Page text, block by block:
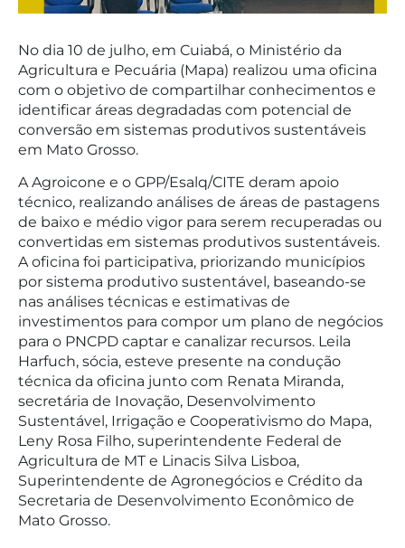
No dia 10 de julho, em Cuiabá, o Ministério da
Agricultura e Pecuária (Mapa) realizou uma oficina
com o objetivo de compartilhar conhecimentos e
identificar áreas degradadas com potencial de
conversão em sistemas produtivos sustentáveis
em Mato Grosso.
A Agroicone e o GPP/Esalq/CITE deram apoio
técnico, realizando análises de áreas de pastagens
de baixo e médio vigor para serem recuperadas ou
convertidas em sistemas produtivos sustentáveis.
A oficina foi participativa, priorizando municípios
por sistema produtivo sustentável, baseando-se
nas análises técnicas e estimativas de
investimentos para compor um plano de negócios
para o PNCPD captar e canalizar recursos. Leila
Harfuch, sócia, esteve presente na condução
técnica da oficina junto com Renata Miranda,
secretária de Inovação, Desenvolvimento
Sustentável, Irrigação e Cooperativismo do Mapa,
Leny Rosa Filho, superintendente Federal de
Agricultura de MT e Linacis Silva Lisboa,
Superintendente de Agronegócios e Crédito da
Secretaria de Desenvolvimento Econômico de
Mato Grosso.